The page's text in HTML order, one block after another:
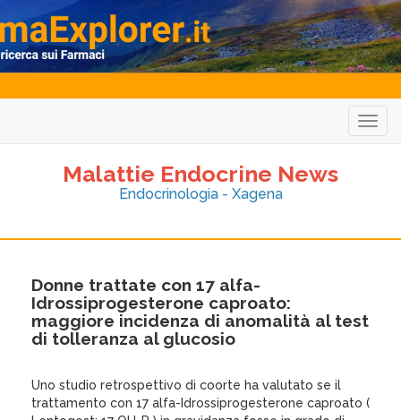
Malattie Endocrine News
Endocrinologia - Xagena
Donne trattate con 17 alfa-
Idrossiprogesterone caproato:
maggiore incidenza di anomalità al test
di tolleranza al glucosio
Uno studio retrospettivo di coorte ha valutato se il
trattamento con 17 alfa-Idrossiprogesterone caproato (